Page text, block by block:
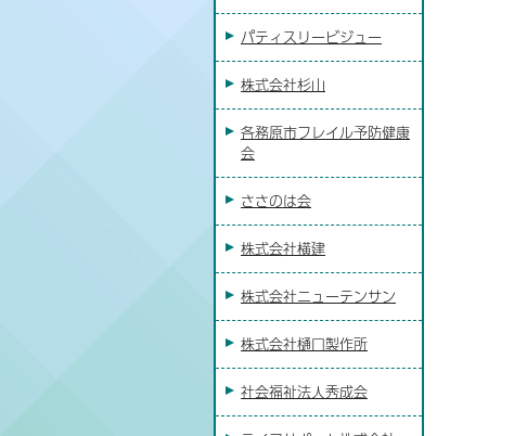
パティスリービジュー
株式会社杉山
各務原市フレイル予防健康
会
ささのは会
株式会社横建
株式会社ニューテンサン
株式会社樋口製作所
社会福祉法人秀成会